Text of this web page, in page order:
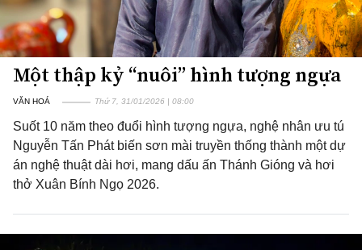
Một thập kỷ “nuôi” hình tượng ngựa
VĂN HOÁ Thứ 7, 31/01/2026 | 08:00
Suốt 10 năm theo đuổi hình tượng ngựa, nghệ nhân ưu tú
Nguyễn Tấn Phát biến sơn mài truyền thống thành một dự
án nghệ thuật dài hơi, mang dấu ấn Thánh Gióng và hơi
thở Xuân Bính Ngọ 2026.